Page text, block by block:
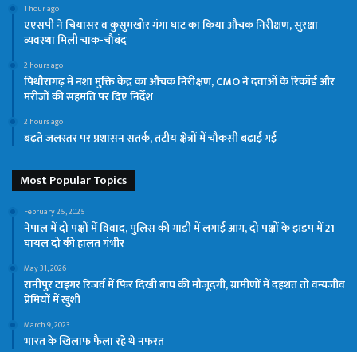
1 hour ago
एएसपी ने चियासर व कुसुमखोर गंगा घाट का किया औचक निरीक्षण, सुरक्षा
व्यवस्था मिली चाक-चौबंद
2 hours ago
पिथौरागढ़ में नशा मुक्ति केंद्र का औचक निरीक्षण, CMO ने दवाओं के रिकॉर्ड और
मरीजों की सहमति पर दिए निर्देश
2 hours ago
बढ़ते जलस्तर पर प्रशासन सतर्क, तटीय क्षेत्रों में चौकसी बढ़ाई गई
Most Popular Topics
February 25, 2025
नेपाल में दो पक्षों में विवाद, पुलिस की गाड़ी में लगाई आग, दो पक्षों के झड़प में 21
घायल दो की हालत गंभीर
May 31, 2026
रानीपुर टाइगर रिजर्व में फिर दिखी बाघ की मौजूदगी, ग्रामीणों में दहशत तो वन्यजीव
प्रेमियों में खुशी
March 9, 2023
भारत के खिलाफ फैला रहे थे नफरत